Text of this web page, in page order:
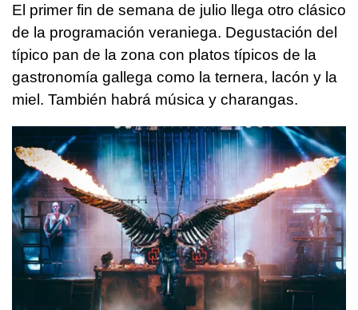
El primer fin de semana de julio llega otro clásico
de la programación veraniega. Degustación del
típico pan de la zona con platos típicos de la
gastronomía gallega como la ternera, lacón y la
miel. También habrá música y charangas.